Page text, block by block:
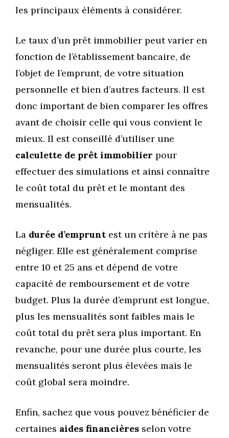
les principaux éléments à considérer.
Le taux d’un prêt immobilier peut varier en
fonction de l’établissement bancaire, de
l’objet de l’emprunt, de votre situation
personnelle et bien d’autres facteurs. Il est
donc important de bien comparer les offres
avant de choisir celle qui vous convient le
mieux. Il est conseillé d’utiliser une
calculette de prêt immobilier pour
effectuer des simulations et ainsi connaître
le coût total du prêt et le montant des
mensualités.
La durée d’emprunt est un critère à ne pas
négliger. Elle est généralement comprise
entre 10 et 25 ans et dépend de votre
capacité de remboursement et de votre
budget. Plus la durée d’emprunt est longue,
plus les mensualités sont faibles mais le
coût total du prêt sera plus important. En
revanche, pour une durée plus courte, les
mensualités seront plus élevées mais le
coût global sera moindre.
Enfin, sachez que vous pouvez bénéficier de
certaines aides financières selon votre